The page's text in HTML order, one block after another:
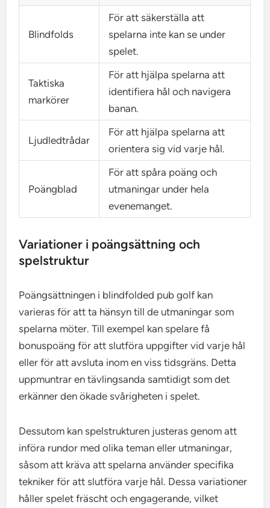
Blindfolds
För att säkerställa att
spelarna inte kan se under
spelet.
Taktiska
markörer
För att hjälpa spelarna att
identifiera hål och navigera
banan.
Ljudledtrådar
För att hjälpa spelarna att
orientera sig vid varje hål.
Poängblad
För att spåra poäng och
utmaningar under hela
evenemanget.
Variationer i poängsättning och
spelstruktur
Poängsättningen i blindfolded pub golf kan
varieras för att ta hänsyn till de utmaningar som
spelarna möter. Till exempel kan spelare få
bonuspoäng för att slutföra uppgifter vid varje hål
eller för att avsluta inom en viss tidsgräns. Detta
uppmuntrar en tävlingsanda samtidigt som det
erkänner den ökade svårigheten i spelet.
Dessutom kan spelstrukturen justeras genom att
införa rundor med olika teman eller utmaningar,
såsom att kräva att spelarna använder specifika
tekniker för att slutföra varje hål. Dessa variationer
håller spelet fräscht och engagerande, vilket